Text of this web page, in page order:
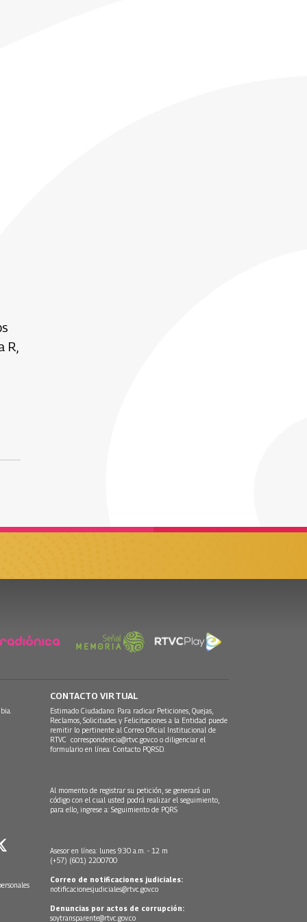
R,
CONTACTO VIRTUAL
Estimado Ciudadano: Para radicar Peticiones, Quejas,
Reclamos, Solicitudes y Felicitaciones a la Entidad puede
remitir lo pertinente al Correo Oficial Institucional de
RTVC correspondencia@rtvc.gov.co o diligenciar el
formulario en línea: Contacto PQRSD.
Al momento de registrar su petición, se generará un
código con el cual usted podrá realizar el seguimiento,
para ello, ingrese a: Seguimiento de PQRS
Asesor en línea: lunes 9:30 a.m. - 12 m
(+57) (601) 2200700
Correo de notificaciones judiciales:
notificacionesjudiciales@rtvc.gov.co
Denuncias por actos de corrupción:
soytransparente@rtvc.gov.co